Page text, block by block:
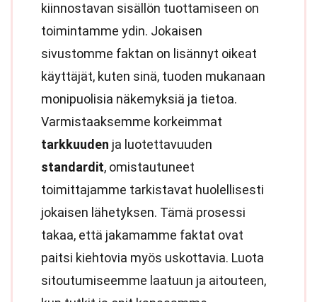
kiinnostavan sisällön tuottamiseen on
toimintamme ydin. Jokaisen
sivustomme faktan on lisännyt oikeat
käyttäjät, kuten sinä, tuoden mukanaan
monipuolisia näkemyksiä ja tietoa.
Varmistaaksemme korkeimmat
tarkkuuden ja luotettavuuden
standardit, omistautuneet
toimittajamme tarkistavat huolellisesti
jokaisen lähetyksen. Tämä prosessi
takaa, että jakamamme faktat ovat
paitsi kiehtovia myös uskottavia. Luota
sitoutumiseemme laatuun ja aitouteen,